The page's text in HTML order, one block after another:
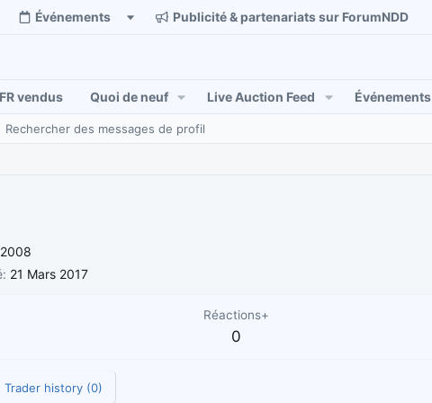
Événements Publicité & partenariats sur ForumNDD
vendus Quoi de neuf Live Auction Feed Événements
Rechercher des messages de profil
21 Mars 2017
Réactions+
0
Trader history (0)